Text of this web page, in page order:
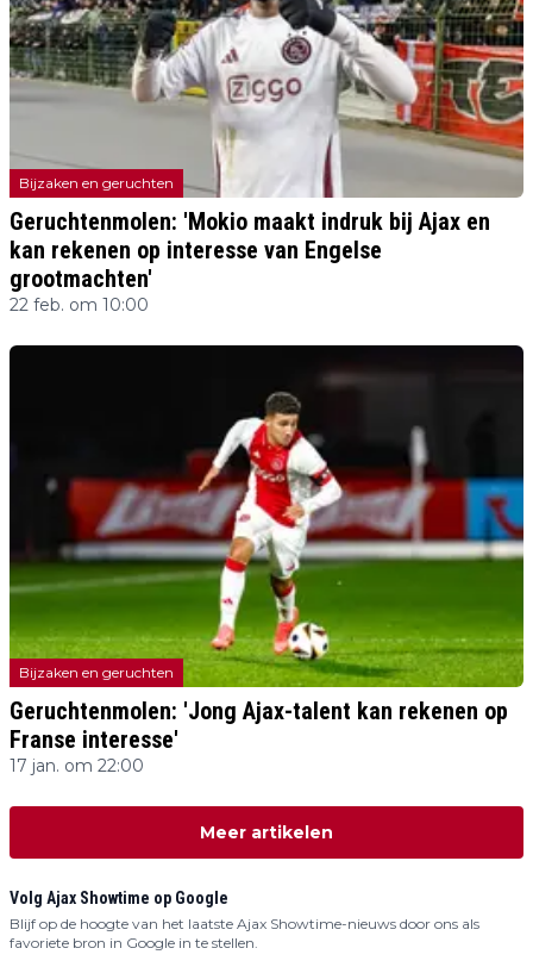
Bijzaken en geruchten
Geruchtenmolen: 'Mokio maakt indruk bij Ajax en
kan rekenen op interesse van Engelse
grootmachten'
22 feb. om 10:00
Bijzaken en geruchten
Geruchtenmolen: 'Jong Ajax-talent kan rekenen op
Franse interesse'
17 jan. om 22:00
Meer artikelen
Volg Ajax Showtime op Google
Blijf op de hoogte van het laatste Ajax Showtime-nieuws door ons als
favoriete bron in Google in te stellen.